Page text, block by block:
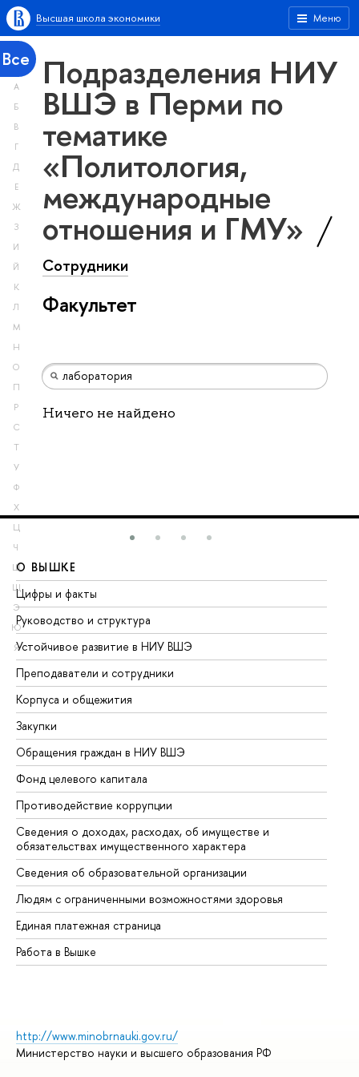
Меню
Высшая школа экономики
Все
А
Б
В
Г
Д
Е
Ж
З
И
Й
К
Л
М
Н
О
П
Р
С
Т
У
Ф
Х
Ц
Ч
Ш
Щ
Э
Ю
Я
Подразделения НИУ
ВШЭ в Перми по
тематике
«Политология,
международные
отношения и ГМУ»
Сотрудники
Факультет
Ничего не найдено
О ВЫШКЕ
Цифры и факты
Руководство и структура
Устойчивое развитие в НИУ ВШЭ
Преподаватели и сотрудники
Корпуса и общежития
Закупки
Обращения граждан в НИУ ВШЭ
Фонд целевого капитала
Противодействие коррупции
Сведения о доходах, расходах, об имуществе и
обязательствах имущественного характера
Сведения об образовательной организации
Людям с ограниченными возможностями здоровья
Единая платежная страница
Работа в Вышке
http://www.minobrnauki.gov.ru/
Министерство науки и высшего образования РФ